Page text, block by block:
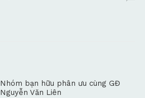
Nhóm bạn hữu phân ưu cùng GĐ
Nguyễn Văn Liên